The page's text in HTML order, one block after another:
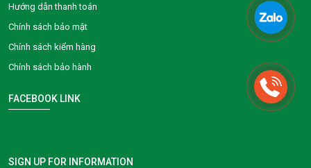
Hướng dẫn thanh toán
Chính sách bảo mật
Chính sách kiểm hàng
Chính sách bảo hành
FACEBOOK LINK
SIGN UP FOR INFORMATION